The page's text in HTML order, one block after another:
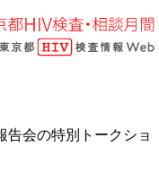
告会の特別トークショ